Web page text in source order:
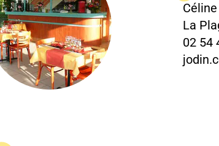
Céline JODIN
La Plage
02 54 41 24 57